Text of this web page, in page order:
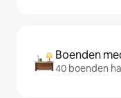
Boenden
40 boenden